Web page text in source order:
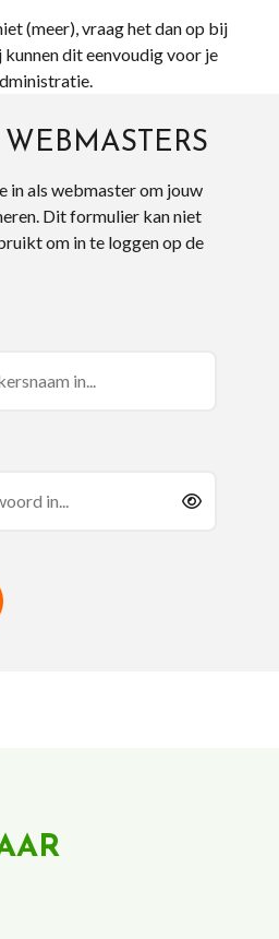
(meer), vraag het dan op bij
dit eenvoudig voor je
als webmaster om jouw
Dit formulier kan niet
om in te loggen op de